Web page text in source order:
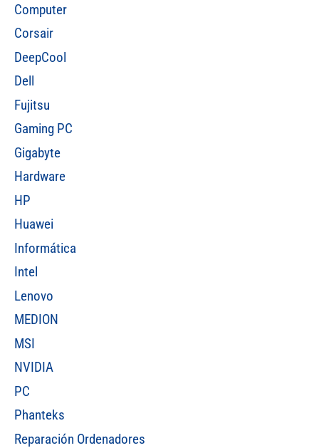
Computer
Corsair
DeepCool
Dell
Fujitsu
Gaming PC
Gigabyte
Hardware
HP
Huawei
Informática
Intel
Lenovo
MEDION
MSI
NVIDIA
PC
Phanteks
Reparación Ordenadores